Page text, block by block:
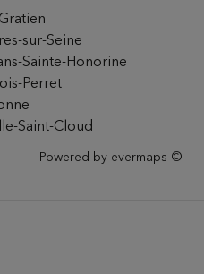
sur-Seine
Sainte-Honorine
Perret
Saint-Cloud
Powered by evermaps ©